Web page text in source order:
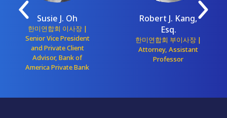
Susie J. Oh
한미연합회 이사장 |
Senior Vice President
and Private Client
Advisor, Bank of
America Private Bank
Robert J. Kang,
Esq.
한미연합회 부이사장 |
Attorney, Assistant
Professor